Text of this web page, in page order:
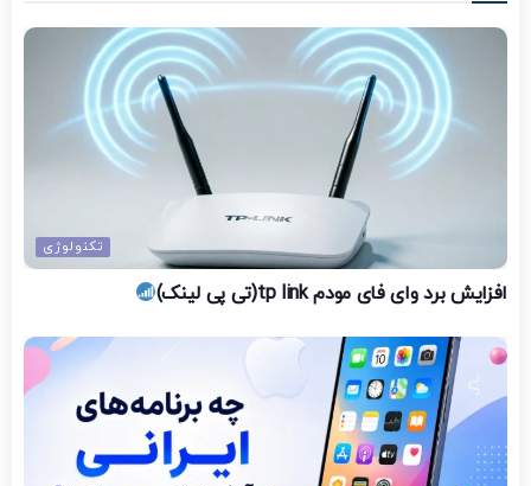
تکنولوژی
افزایش برد وای فای مودم tp link(تی پی لینک)